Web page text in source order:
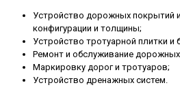
Устройство дорожных покрытий
конфигурации и толщины;
Устройство тротуарной плитки и
Ремонт и обслуживание
Маркировку дорог и тротуаров;
Устройство дренажных систем.